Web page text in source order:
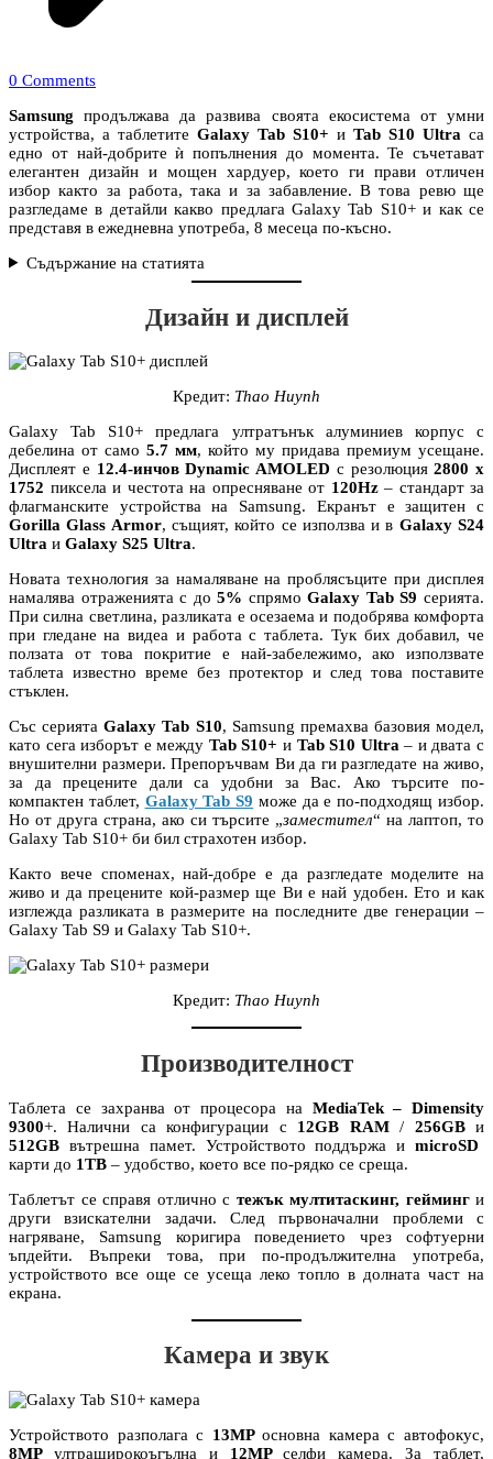
0 Comments
Samsungпродължава да развива своята екосистема от умни
устройства, а таблетите Galaxy Tab S10+ и Tab S10 Ultra са
едно от най-добрите ѝ попълнения до момента. Те съчетават
елегантен дизайн и мощен хардуер, което ги прави отличен
избор както за работа, така и за забавление. В това ревю ще
разгледаме в детайли какво предлага Galaxy Tab S10+ и как се
представя в ежедневна употреба, 8 месеца по-късно.
Съдържание на статията
Дизайн и дисплей
Кредит: Thao Huynh
Galaxy Tab S10+ предлага ултратънък алуминиев корпус с
дебелина от само 5.7 мм, който му придава премиум усещане.
Дисплеят е 12.4-инчов Dynamic AMOLED с резолюция2800 x
1752 пиксела и честота на опресняване от 120Hz – стандарт за
флагманските устройства на Samsung. Екранът е защитен с
Gorilla Glass Armor, същият, който се използва и в Galaxy S24
Ultra и Galaxy S25 Ultra.
Новата технология за намаляване на проблясъците при дисплея
намалява отраженията с до 5% спрямо Galaxy Tab S9 серията.
При силна светлина, разликата е осезаема и подобрява комфорта
при гледане на видеа и работа с таблета. Тук бих добавил, че
ползата от това покритие е най-забележимо, ако използвате
таблета известно време без протектор и след това поставите
стъклен.
Със сериятаGalaxy Tab S10, Samsung премахва базовия модел,
като сега изборът е между Tab S10+ и Tab S10 Ultra– и двата с
внушителни размери. Препоръчвам Ви да ги разгледате на живо,
за да прецените дали са удобни за Вас. Ако търсите по-
компактен таблет, Galaxy Tab S9 може да е по-подходящ избор.
Но от друга страна, ако си търсите „заместител“ на лаптоп, то
Galaxy Tab S10+ би бил страхотен избор.
Както вече споменах, най-добре е да разгледате моделите на
живо и да прецените кой-размер ще Ви е най удобен. Ето и как
изглежда разликата в размерите на последните две генерации –
Galaxy Tab S9 и Galaxy Tab S10+.
Кредит: Thao Huynh
Производителност
Таблета се захранва от процесора на MediaTek – Dimensity
9300+. Налични са конфигурации с 12GB RAM/ 256GBи
512GB вътрешна памет. Устройството поддържа иmicroSD
карти до 1TB – удобство, което все по-рядко се среща.
Таблетът се справя отлично с тежък мултитаскинг, гейминги
други взискателни задачи. След първоначални проблеми с
нагряване, Samsung коригира поведението чрез софтуерни
ъпдейти. Въпреки това, при по-продължителна употреба,
устройството все още се усеща леко топло в долната част на
екрана.
Камера и звук
Устройството разполага с 13MPосновна камера с автофокус,
8MP ултраширокоъгълна и 12MPселфи камера. За таблет,